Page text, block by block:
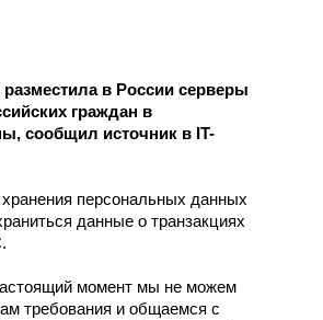
в России серверы
граждан в
сообщил источник в IT-
персональных данных
данные о транзакциях
момент мы не можем
требования и общаемся с